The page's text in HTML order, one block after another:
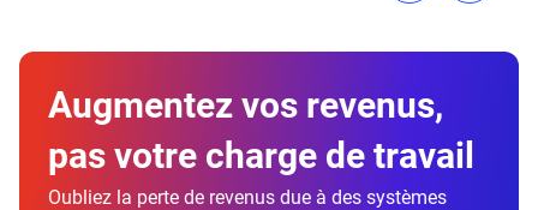
Augmentez vos revenus,
pas votre charge de travail
Oubliez la perte de revenus due à des systèmes